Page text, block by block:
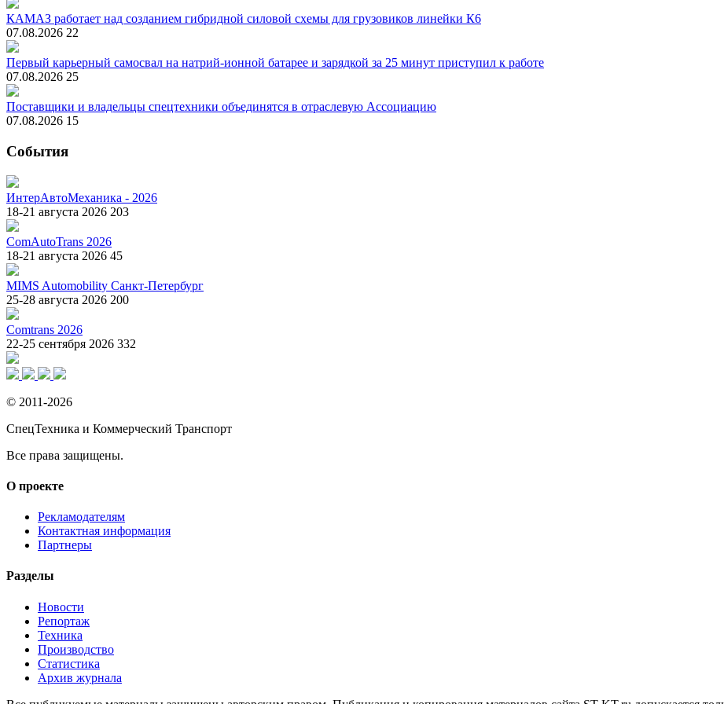
КАМАЗ работает над созданием гибридной силовой схемы для грузовиков линейки К6
07.08.2026 22
Первый карьерный самосвал на натрий-ионной батарее и зарядкой за 25 минут приступил к работе
07.08.2026 25
Поставщики и владельцы спецтехники объединятся в отраслевую Ассоциацию
07.08.2026 15
События
ИнтерАвтоМеханика - 2026
18-21 августа 2026 203
ComAutoTrans 2026
18-21 августа 2026 45
MIMS Automobility Санкт-Петербург
25-28 августа 2026 200
Comtrans 2026
22-25 сентября 2026 332
© 2011-2026
СпецТехника и Коммерческий Транспорт
Все права защищены.
О проекте
Рекламодателям
Контактная информация
Партнеры
Разделы
Новости
Репортаж
Техника
Производство
Статистика
Архив журнала